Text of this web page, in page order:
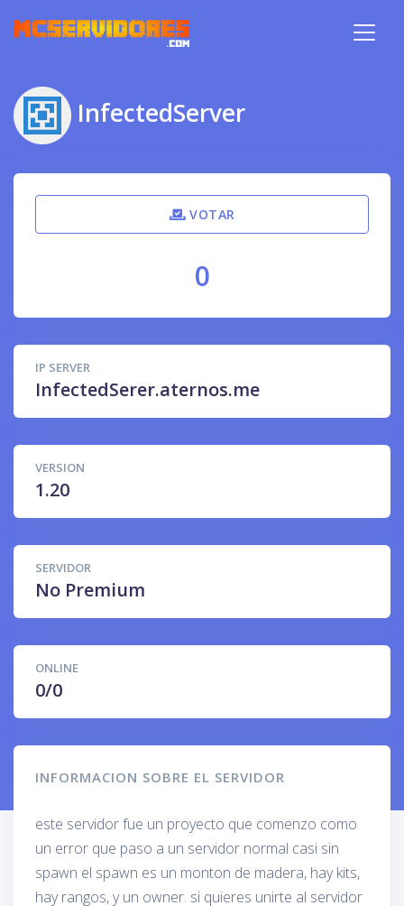
InfectedServer
IP SERVER
InfectedSerer.aternos.me
VERSION
1.20
SERVIDOR
No Premium
ONLINE
0/0
VOTAR
0
INFORMACION SOBRE EL SERVIDOR
este servidor fue un proyecto que comenzo como
un error que paso a un servidor normal casi sin
spawn el spawn es un monton de madera, hay kits,
hay rangos, y un owner. si quieres unirte al servidor